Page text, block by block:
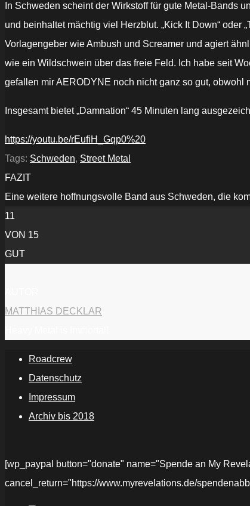
In Schweden scheint der Wirkstoff für gute Metal-Bands
und beinhaltet mächtig viel Herzblut. „Kick It Down“
Vorlagengeber wie Ambush und Screamer und agiert
wie ein Wildschwein über das freie Feld. Ich habe seit
gefallen mir AERODYNE noch nicht ganz so gut, obwohl
Insgesamt bietet „Damnation“ 45 Minuten lang
https://youtu.be/rEufiH_Gqp0%20
Tags: Schweden, Street Metal
FAZIT
Eine weitere hoffnungsvolle Band aus Schweden, die
11
VON 15
GUT
MATTHIAS DECKLAR
Roadcrew
Datenschutz
Impressum
Archiv bis 2018
[wp_paypal button="donate" name="Spende an My
cancel_return="https://www.myrevelations.de/